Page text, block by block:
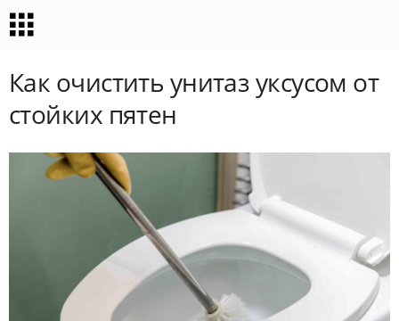
Как очистить унитаз уксусом от
стойких пятен